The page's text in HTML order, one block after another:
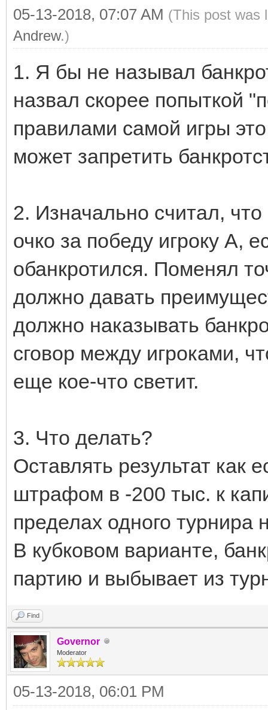
05-13-2018, 07:07 AM (This post was
Andrew.)
1. Я бы не называл
назвал скорее попыткой
правилами самой игры
может запретить
2. Изначально считал,
очко за победу игроку А,
обанкротился. Поменял
должно давать
должно наказывать
сговор между игроками,
еще кое-что светит.
3. Что делать?
Оставлять результат как
штрафом в -200 тыс. к
пределах одного
В кубковом варианте,
партию и выбывает из
Find
Governor
Moderator
05-13-2018, 06:01 PM